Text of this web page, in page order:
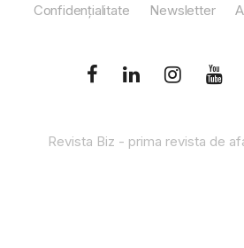
Confidențialitate
Newsletter
Revista Biz - prima revista de